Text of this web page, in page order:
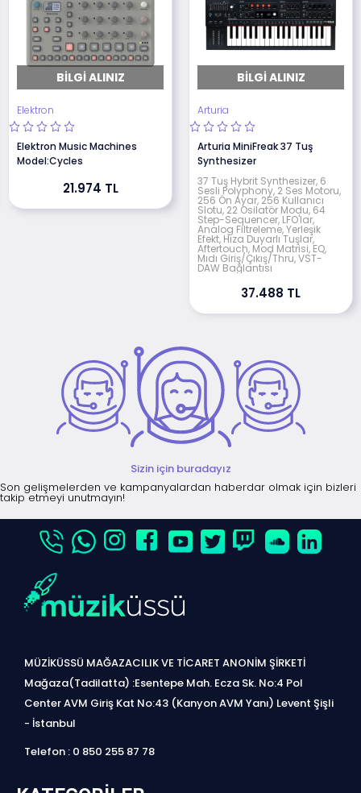
BILGI ALINIZ
Elektron
Elektron Music Machines
Model:Cycles
21.974 TL
BILGI ALINIZ
Arturia
Arturia MiniFreak 37 Tuş
Synthesizer
37 Tuş Hybrit Synthesizer, 6
Sesli Polyphony, 2 Ses Motoru,
256 Ön Ayar, 256 Kullanıcı
Slotu, 22 Osilatör Modu, 64
Step-Sequencer, LFO'lar,
Analog Filtreleme, Yerleşik
Efekt, Hıza Duyarlı Tuşlar,
Aftertouch, Mod Matrisi, EQ,
Mıdı Giriş/Çıkış/Thru, VST-
DAW Bağlantısı
37.488 TL
Sizin için buradayız
Son gelişmelerden ve kampanyalardan haberdar olmak için bizleri
takip etmeyi unutmayın!
MÜZİKÜSSÜ MAĞAZACILIK VE TİCARET ANONİM ŞİRKETİ
Mağaza(Tadilatta) :Esentepe Mah. Ecza Sk. No:4 Pol
Center AVM Giriş Kat No:43 (Kanyon AVM Yanı) Levent Şişli
- İstanbul
Telefon : 0 850 255 87 78